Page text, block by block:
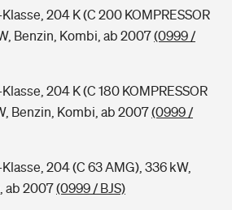
204 K (C 200 KOMPRESSOR
Benzin, Kombi, ab 2007(0999 /
204 K (C 180 KOMPRESSOR
Benzin, Kombi, ab 2007(0999 /
204 (C 63 AMG), 336 kW,
ab 2007(0999 / BJS)